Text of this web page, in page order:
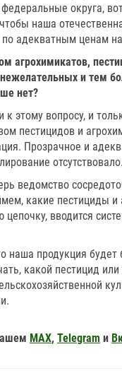
округа,
наша
по адекватным ценам
агрохимикатов,
и тем
нет?
этому вопросу, и
пестицидов и
Прозрачное и
отсутствовало.
ведомство
какие пестициды
вводится
наша продукция
какой пестицид
MAX, Telegram и